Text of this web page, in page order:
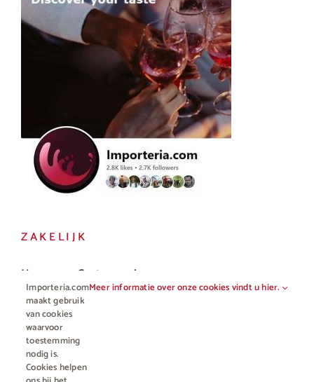
ZAKELIJK
Horeca en Gastronomie
Vakhandel
Importeria.com
maakt gebruik
van cookies
waarvoor
toestemming
nodig is.
Cookies helpen
Meer informatie over onze cookies vindt u hier.